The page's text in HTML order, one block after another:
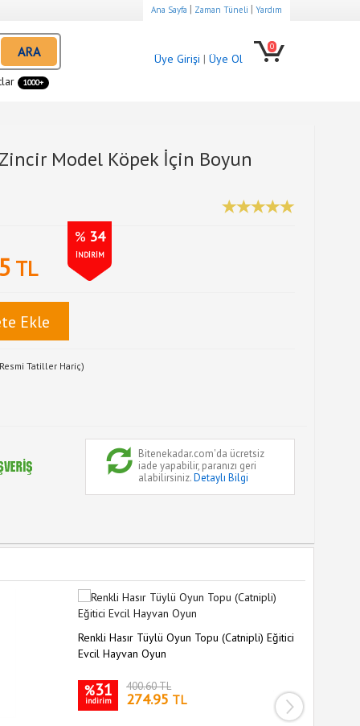
Ana Sayfa | Zaman Tüneli | Yardım
ARA
1000+
Üye Girişi | Üye Ol
0
Model Köpek İçin Boyun
% 34
İNDİRİM
TL
Ekle
Tatiller Hariç)
Bitenekadar.com'da ücretsiz
iade yapabilir, paranızı geri
alabilirsiniz.Detaylı Bilgi
Renkli Hasır Tüylü Oyun Topu (Catnipli) Eğitici
Evcil Hayvan Oyun
%31
indirim
400.60 TL
274.95 TL